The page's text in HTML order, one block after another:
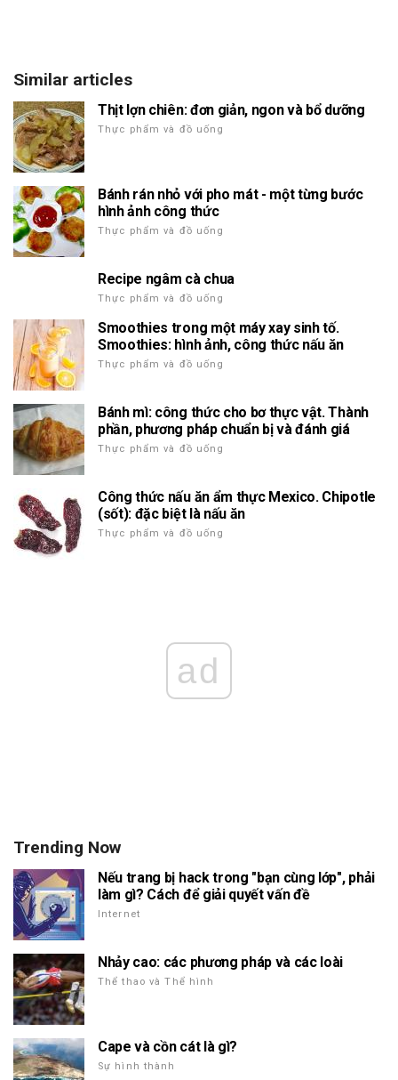
Similar articles
Thịt lợn chiên: đơn giản, ngon và bổ dưỡng
Thực phẩm và đồ uống
Bánh rán nhỏ với pho mát - một từng bước
hình ảnh công thức
Thực phẩm và đồ uống
Recipe ngâm cà chua
Thực phẩm và đồ uống
Smoothies trong một máy xay sinh tố.
Smoothies: hình ảnh, công thức nấu ăn
Thực phẩm và đồ uống
Bánh mì: công thức cho bơ thực vật. Thành
phần, phương pháp chuẩn bị và đánh giá
Thực phẩm và đồ uống
Công thức nấu ăn ẩm thực Mexico. Chipotle
(sốt): đặc biệt là nấu ăn
Thực phẩm và đồ uống
ad
Trending Now
Nếu trang bị hack trong "bạn cùng lớp", phải
làm gì? Cách để giải quyết vấn đề
Internet
Nhảy cao: các phương pháp và các loài
Thể thao và Thể hình
Cape và cồn cát là gì?
Sự hình thành